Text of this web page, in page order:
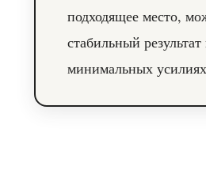
подходящее место,
стабильный
минимальных